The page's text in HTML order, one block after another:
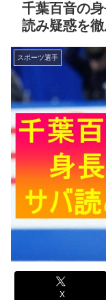
千葉百音の
読み疑惑を徹
スポーツ選手
X